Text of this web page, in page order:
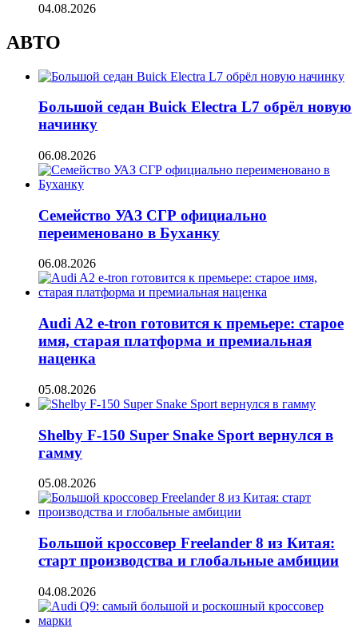
04.08.2026
АВТО
Большой седан Buick Electra L7 обрёл новую
начинку
06.08.2026
Семейство УАЗ СГР официально
переименовано в Буханку
06.08.2026
Audi A2 e-tron готовится к премьере: старое
имя, старая платформа и премиальная
наценка
05.08.2026
Shelby F-150 Super Snake Sport вернулся в
гамму
05.08.2026
Большой кроссовер Freelander 8 из Китая:
старт производства и глобальные амбиции
04.08.2026